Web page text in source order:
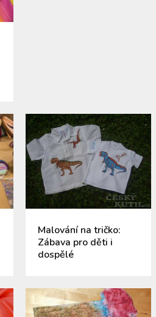
Malování na tričko:
Zábava pro děti i
dospělé